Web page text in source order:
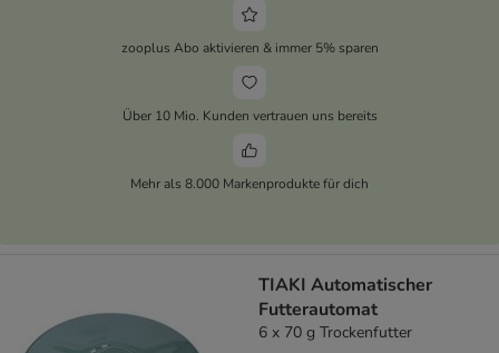
zooplus Abo aktivieren & immer 5% sparen
Über 10 Mio. Kunden vertrauen uns bereits
Mehr als 8.000 Markenprodukte für dich
TIAKI Automatischer
Futterautomat
6 x 70 g Trockenfutter